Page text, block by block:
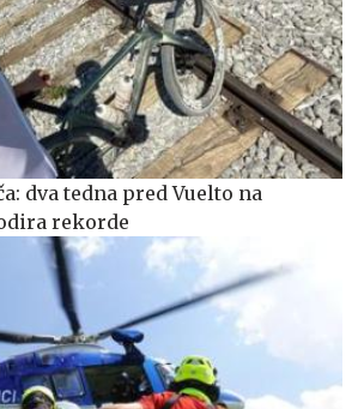
dva tedna pred Vuelto na
rekorde